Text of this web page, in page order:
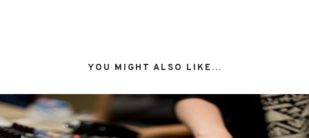
YOU MIGHT ALSO LIKE...